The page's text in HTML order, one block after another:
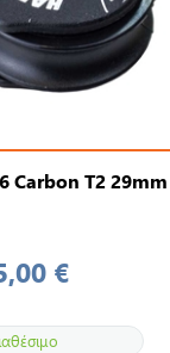
Carbon T2 29mm
€